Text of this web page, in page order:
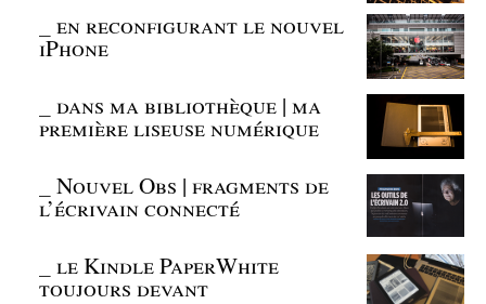
_en reconfigurant le nouvel
iPhone
_dans ma bibliothèque | ma
première liseuse numérique
_Nouvel Obs | fragments de
l’écrivain connecté
_le Kindle PaperWhite
toujours devant